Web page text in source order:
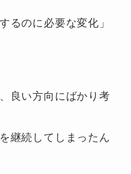
るのに必要な変化」
良い方向にばかり考
継続してしまったん